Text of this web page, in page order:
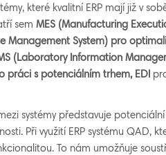
které kvalitní ERP mají již v
sem MES (Manufacturing
Management System) pro
(Laboratory Information
práci s potenciálním trhem, EDI
systémy představuje
Při využití ERP systému QAD,
To nám umožňuje